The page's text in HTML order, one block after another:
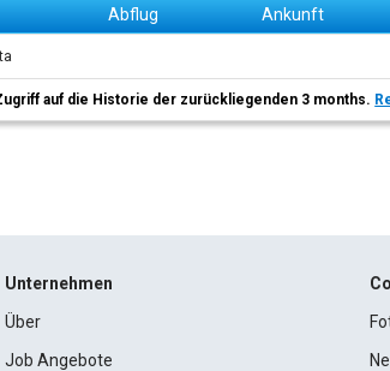
Abflug Ankunft
auf die Historie der zurückliegenden 3 months.
Unternehmen
Über
Job Angebote